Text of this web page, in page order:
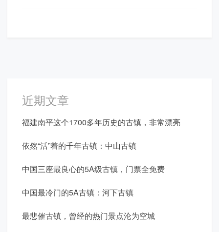
近期文章
福建南平这个1700多年历史的古镇，非常漂亮
依然“活”着的千年古镇：中山古镇
中国三座最良心的5A级古镇，门票全免费
中国最冷门的5A古镇：河下古镇
最悲催古镇，曾经的热门景点沦为空城